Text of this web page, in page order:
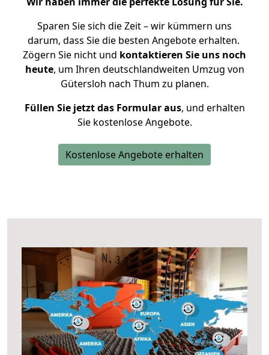
Sparen Sie sich die Zeit – wir kümmern uns
darum, dass Sie die besten Angebote erhalten.
Zögern Sie nicht und kontaktieren Sie uns noch
heute, um Ihren deutschlandweiten Umzug von
Gütersloh nach Thum zu planen.
Füllen Sie jetzt das Formular aus, und erhalten
Sie kostenlose Angebote.
Kostenlose Angebote erhalten